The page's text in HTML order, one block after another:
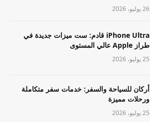
26 يوليو، 2026
iPhone Ultra قادم: ست ميزات جديدة في
طراز Apple عالي المستوى
25 يوليو، 2026
أركان للسياحة والسفر: خدمات سفر متكاملة
ورحلات مميزة
25 يوليو، 2026